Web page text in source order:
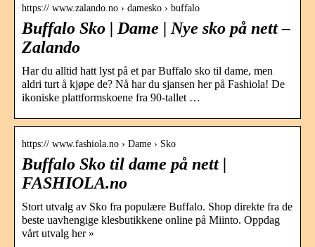
https:// www.zalando.no › damesko › buffalo
Buffalo Sko | Dame | Nye sko på nett –
Zalando
Har du alltid hatt lyst på et par Buffalo sko til dame, men
aldri turt å kjøpe de? Nå har du sjansen her på Fashiola! De
ikoniske plattformskoene fra 90-tallet …
https:// www.fashiola.no › Dame › Sko
Buffalo Sko til dame på nett |
FASHIOLA.no
Stort utvalg av Sko fra populære Buffalo. Shop direkte fra de
beste uavhengige klesbutikkene online på Miinto. Oppdag
vårt utvalg her »